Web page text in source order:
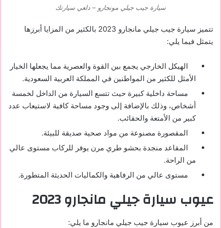
سيارة جيب جيلي مونجارو – دلعي سيارتك
تتميز سيارة جيب جيلي مانجارو 2023 بالكثير من المزايا أبرزها
يتمثل فيما يلي:
الهيكل الخارجي يجمع بين القوة والعصرية مما يجعلها الخيار
الأمثل للكثير من المواطنين في المملكة العربية السعودية.
مساحة داخلية كبيرة حيث تتسع السيارة من الداخل لخمسة
أشخاص، وذلك بالإضافة إلى وجود مساحة كافية لاستيعاب عدد
كبير من الأمتعة والحقائب.
المقصورة مصنوعة من مواد صحية صديقة للبيئة.
المقاعد منجدة بحشو طري مرن يوفر للركاب مستوى عالي
من الراحة.
مستوى عالي من الرفاهية والكماليات الحديثة المتطورة.
عيوب سيارة جيلي مانجارو
من أبرز عيوب سيارة جيب جيلي مانجارو ما يلي: